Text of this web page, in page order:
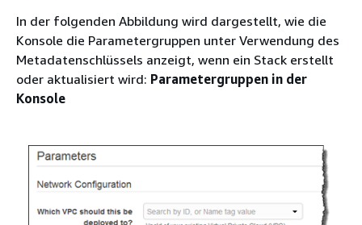
In der folgenden Abbildung wird dargestellt, wie die
Konsole die Parametergruppen unter Verwendung des
Metadatenschlüssels anzeigt, wenn ein Stack erstellt
oder aktualisiert wird: Parametergruppen in der
Konsole